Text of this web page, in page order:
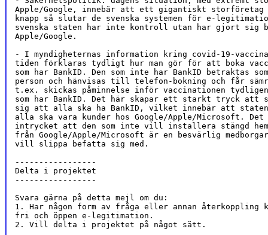
Apple/Google, innebär att ett gigantiskt storföretag
knapp så slutar de svenska systemen för e-
svenska staten har inte kontroll utan har gjort sig
Apple/Google.
- I myndigheternas information kring covid-19-
tiden förklaras tydligt hur man gör för att boka
som har BankID. Den som inte har BankID betraktas
person och hänvisas till telefon-bokning och får
t.ex. skickas påminnelse inför vaccinationen
som har BankID. Det här skapar ett starkt tryck att
sig att alla ska ha BankID, vilket innebär att
alla ska vara kunder hos Google/Apple/Microsoft.
intrycket att den som inte vill installera stängd
från Google/Apple/Microsoft är en besvärlig
vill slippa befatta sig med.
-----------------
Delta i projektet
-----------------
Svara gärna på detta mejl om du:
1. Har någon form av fråga eller annan återkoppling
fri och öppen e-legitimation.
2. Vill delta i projektet på något sätt.